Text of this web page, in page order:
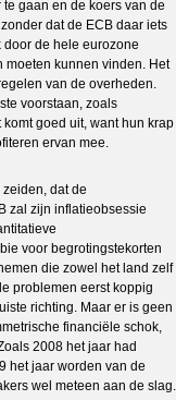
gaan en de koers van de
dat de ECB daar iets
de hele eurozone
moeten kunnen vinden. Het
van de overheden.
voorstaan, zoals
goed uit, want hun krap
ervan mee.
dat de
zal zijn inflatieobsessie
voor begrotingstekorten
die zowel het land zelf
problemen eerst koppig
richting. Maar er is geen
financiële schok,
2008 het jaar had
het jaar worden van de
wel meteen aan de slag.